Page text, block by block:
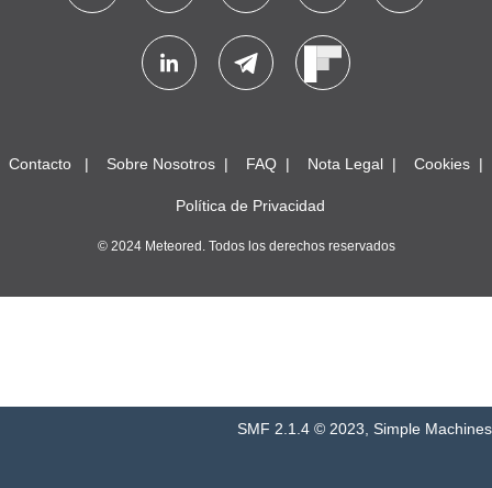
Contacto Sobre Nosotros FAQ Nota Legal Cookies
Política de Privacidad
© 2024 Meteored. Todos los derechos reservados
SMF 2.1.4 © 2023 Simple Machines